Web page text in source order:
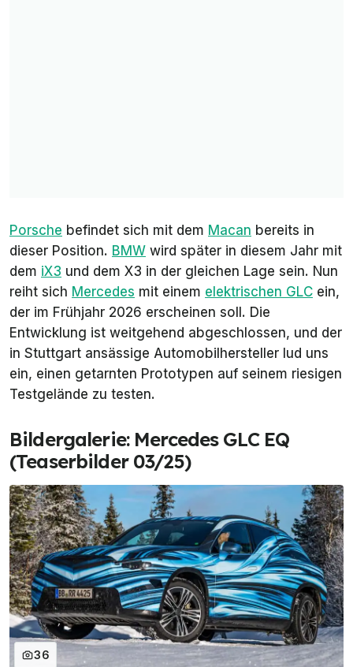
Porsche befindet sich mit dem Macan bereits in
dieser Position. BMW wird später in diesem Jahr mit
dem iX3 und dem X3 in der gleichen Lage sein. Nun
reiht sich Mercedes mit einem elektrischen GLC ein,
der im Frühjahr 2026 erscheinen soll. Die
Entwicklung ist weitgehend abgeschlossen, und der
in Stuttgart ansässige Automobilhersteller lud uns
ein, einen getarnten Prototypen auf seinem riesigen
Testgelände zu testen.
Bildergalerie: Mercedes GLC EQ
(Teaserbilder 03/25)
36